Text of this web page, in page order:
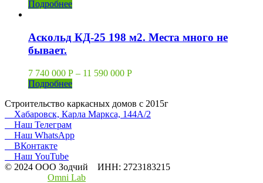
Подробнее
Аскольд КД-25 198 м2. Места много не
бывает.
7 740 000 Р – 11 590 000 Р
Подробнее
Строительство каркасных домов с 2015г
Хабаровск, Карла Маркса, 144А/2
Наш Телеграм
Наш WhatsApp
ВКонтакте
Наш YouTube
© 2024 ООО Зодчий ИНН: 2723183215
Omni Lab